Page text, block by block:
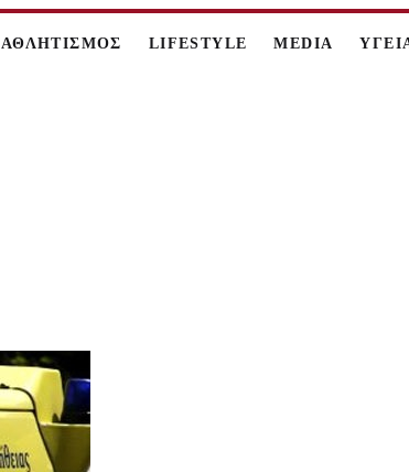
ΑΘΛΗΤΙΣΜΟΣ LIFESTYLE MEDIA